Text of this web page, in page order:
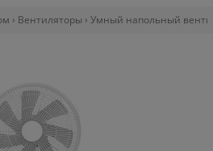
Вентиляторы Умный напольный